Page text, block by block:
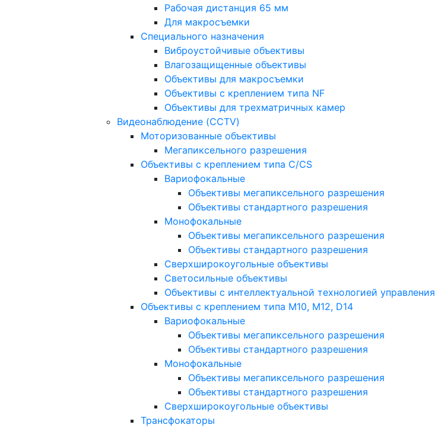
Рабочая дистанция 65 мм
Для макросъемки
Специального назначения
Виброустойчивые объективы
Влагозащищенные объективы
Объективы для макросъемки
Объективы с креплением типа NF
Объективы для трехматричных камер
Видеонаблюдение (CCTV)
Моторизованные объективы
Мегапиксельного разрешения
Объективы с креплением типа C/CS
Вариофокальные
Объективы мегапиксельного разрешения
Объективы стандартного разрешения
Монофокальные
Объективы мегапиксельного разрешения
Объективы стандартного разрешения
Сверхширокоугольные объективы
Светосильные объективы
Объективы с интеллектуальной технологией управления
Объективы с креплением типа M10, M12, D14
Вариофокальные
Объективы мегапиксельного разрешения
Объективы стандартного разрешения
Монофокальные
Объективы мегапиксельного разрешения
Объективы стандартного разрешения
Сверхширокоугольные объективы
Трансфокаторы